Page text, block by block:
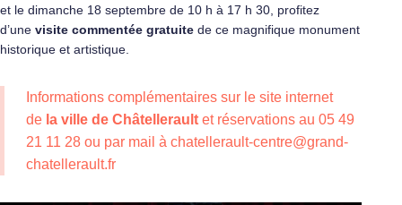
et le dimanche 18 septembre de 10 h à 17 h 30, profitez
d’une visite commentée gratuite de ce magnifique monument
historique et artistique.
Informations complémentaires sur le site internet
de la ville de Châtellerault et réservations au 05 49
21 11 28 ou par mail à chatellerault-centre@grand-
chatellerault.fr